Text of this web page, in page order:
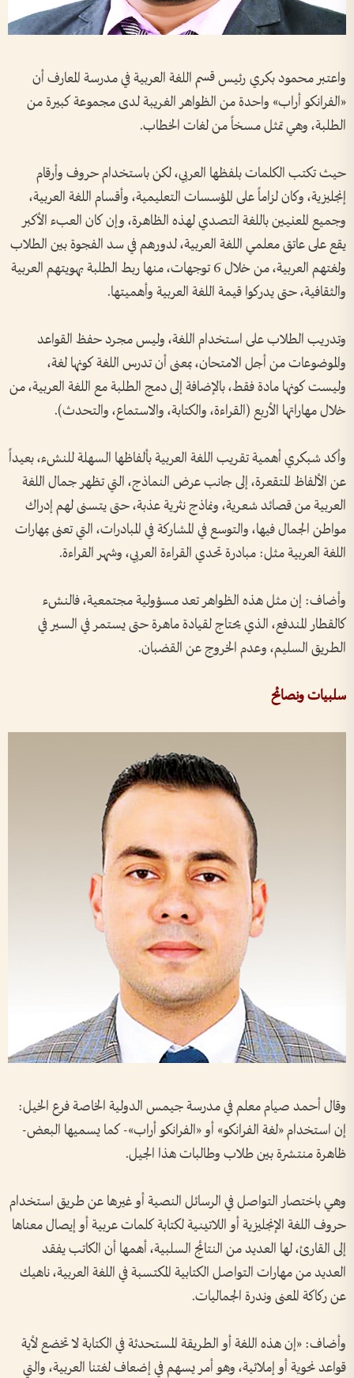
واعتبر محمود بكري رئيس قسم اللغة العربية في مدرسة المعارف أن
«الفرانكو أراب» واحدة من الظواهر الغريبة لدى مجموعة كبيرة من
الطلبة، وهي تمثل مسخاً من لغات الخطاب.
حيث تكتب الكلمات بلفظها العربي، لكن باستخدام حروف وأرقام
إنجليزية، وكان لزاماً على المؤسسات التعليمية، وأقسام اللغة العربية،
وجميع المعنيين باللغة التصدي لهذه الظاهرة، وإن كان العبء الأكبر
يقع على عاتق معلمي اللغة العربية، لدورهم في سد الفجوة بين الطلاب
ولغتهم العربية، من خلال 6 توجهات، منها ربط الطلبة بهويتهم العربية
والثقافية، حتى يدركوا قيمة اللغة العربية وأهميتها.
وتدريب الطلاب على استخدام اللغة، وليس مجرد حفظ القواعد
والموضوعات من أجل الامتحان، بمعنى أن تدرس اللغة كونها لغة،
وليست كونها مادة فقط، بالإضافة إلى دمج الطلبة مع اللغة العربية، من
خلال مهاراتها الأربع (القراءة، والكتابة، والاستماع، والتحدث).
وأكد شبكري أهمية تقريب اللغة العربية بألفاظها السهلة للنشء، بعيداً
عن الألفاظ المتقعرة، إلى جانب عرض النماذج، التي تظهر جمال اللغة
العربية من قصائد شعرية، ونماذج نثرية عذبة، حتى يتسنى لهم إدراك
مواطن الجمال فيها، والتوسع في المشاركة في المبادرات، التي تعنى بمهارات
اللغة العربية مثل: مبادرة تحدي القراءة العربي، وشهر القراءة.
وأضاف: إن مثل هذه الظواهر تعد مسؤولية مجتمعية، فالنشء
كالقطار المندفع، الذي يحتاج لقيادة ماهرة حتى يستمر في السير في
الطريق السليم، وعدم الخروج عن القضبان.
سلبيات ونصائح
وقال أحمد صيام معلم في مدرسة جيمس الدولية الخاصة فرع الخيل:
إن استخدام «لغة الفرانكو» أو «الفرانكو أراب»- كما يسميها البعض-
ظاهرة منتشرة بين طلاب وطالبات هذا الجيل.
وهي باختصار التواصل في الرسائل النصية أو غيرها عن طريق استخدام
حروف اللغة الإنجليزية أو اللاتينية لكتابة كلمات عربية أو إيصال معناها
إلى القارئ، لها العديد من النتائج السلبية، أهمها أن الكاتب يفقد
العديد من مهارات التواصل الكتابية المكتسبة في اللغة العربية، ناهيك
عن ركاكة المعنى وندرة الجماليات.
وأضاف: «إن هذه اللغة أو الطريقة المستحدثة في الكتابة لا تخضع لأية
قواعد نحوية أو إملائية، وهو أمر يسهم في إضعاف لغتنا العربية، والتي